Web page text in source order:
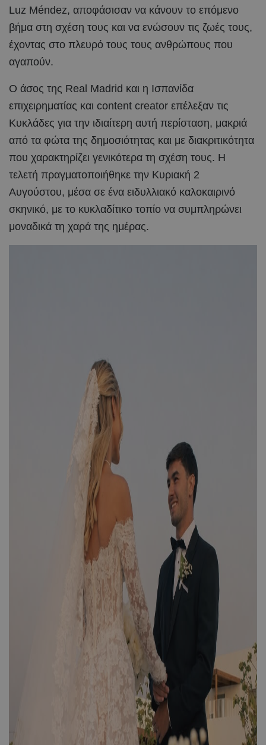
Luz Méndez, αποφάσισαν να κάνουν το επόμενο
βήμα στη σχέση τους και να ενώσουν τις ζωές τους,
έχοντας στο πλευρό τους τους ανθρώπους που
αγαπούν.
Ο άσος της Real Madrid και η Ισπανίδα
επιχειρηματίας και content creator επέλεξαν τις
Κυκλάδες για την ιδιαίτερη αυτή περίσταση, μακριά
από τα φώτα της δημοσιότητας και με διακριτικότητα
που χαρακτηρίζει γενικότερα τη σχέση τους. Η
τελετή πραγματοποιήθηκε την Κυριακή 2
Αυγούστου, μέσα σε ένα ειδυλλιακό καλοκαιρινό
σκηνικό, με το κυκλαδίτικο τοπίο να συμπληρώνει
μοναδικά τη χαρά της ημέρας.